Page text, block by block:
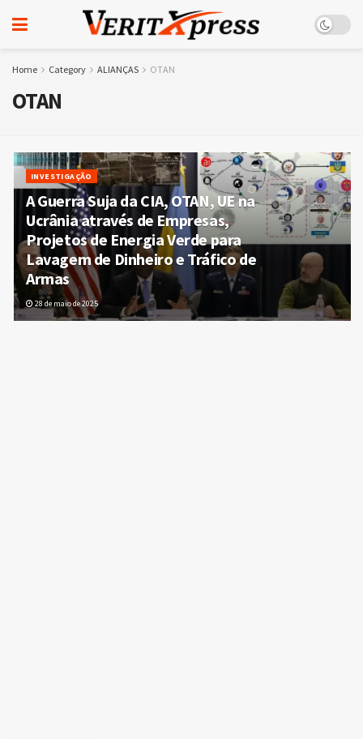
Home Category ALIANÇAS OTAN
OTAN
INVESTIGAÇÃO
A Guerra Suja da CIA, OTAN, UE na
Ucrânia através de Empresas,
Projetos de Energia Verde para
Lavagem de Dinheiro e Tráfico de
Armas
28 de maio de 2025